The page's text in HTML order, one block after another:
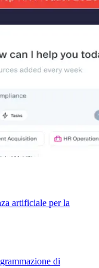
artificiale per la
di